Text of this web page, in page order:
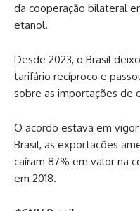
da cooperação bilateral
etanol.
Desde 2023, o Brasil
tarifário recíproco e
sobre as importações de
O acordo estava em
Brasil, as exportações
caíram 87% em valor na
em 2018.